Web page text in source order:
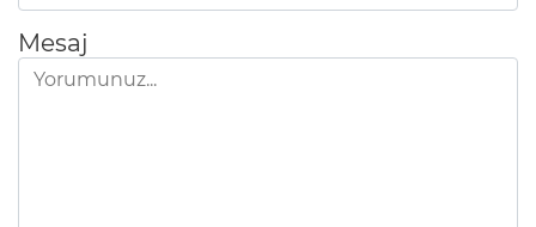
Mesaj